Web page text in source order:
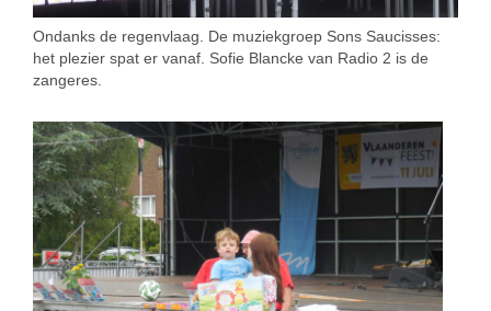
Ondanks de regenvlaag. De muziekgroep Sons Saucisses:
het plezier spat er vanaf. Sofie Blancke van Radio 2 is de
zangeres.